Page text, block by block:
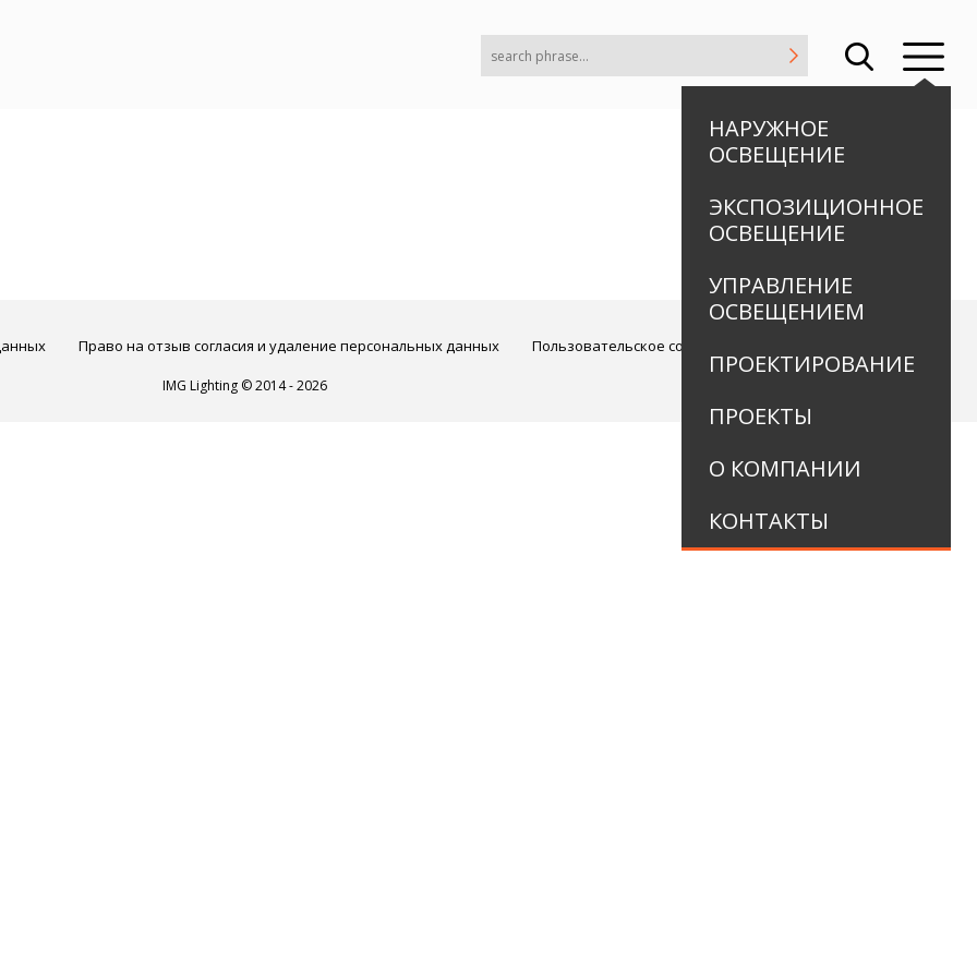
НАРУЖНОЕ
ОСВЕЩЕНИЕ
ЭКСПОЗИЦИОННОЕ
ОСВЕЩЕНИЕ
УПРАВЛЕНИЕ
ОСВЕЩЕНИЕМ
ПРОЕКТИРОВАНИЕ
ПРОЕКТЫ
О КОМПАНИИ
КОНТАКТЫ
Право на отзыв согласия и удаление персональных данных Пользовательское соглашение
IMG Lighting © 2014 - 2026